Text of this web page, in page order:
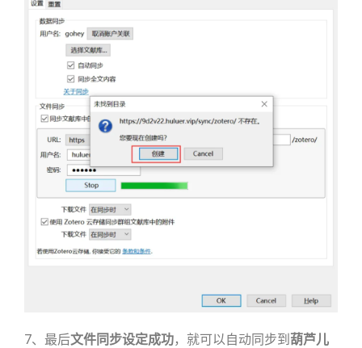
7、最后文件同步设定成功，就可以自动同步到 葫芦儿